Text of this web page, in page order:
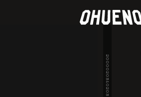
2000020310203